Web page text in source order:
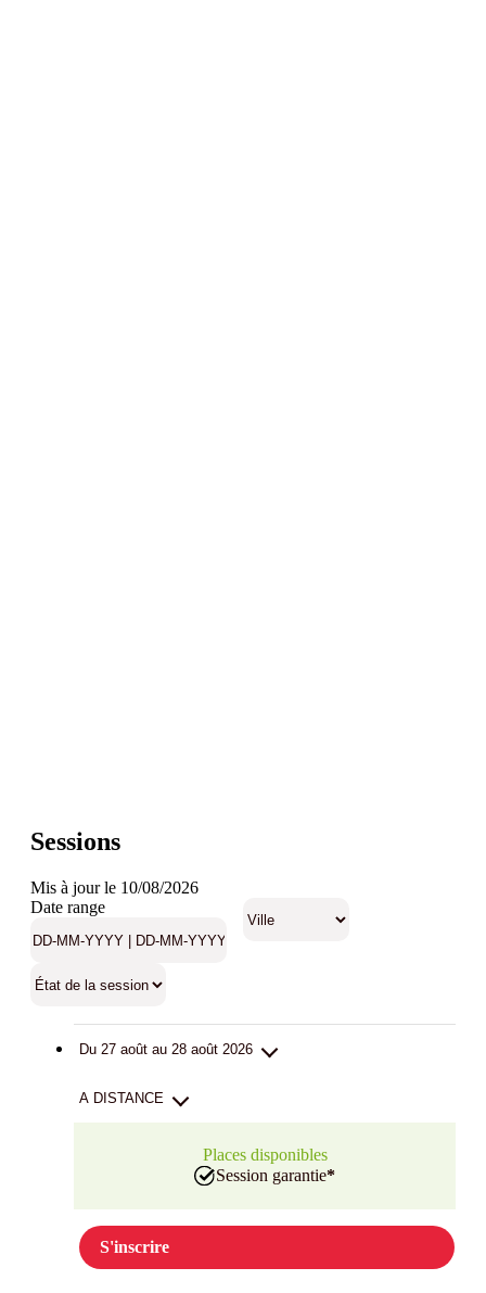
Sessions
Mis à jour le 10/08/2026
Date range
Du 27 août au 28 août 2026
A DISTANCE
Places disponibles
Session garantie*
S'inscrire